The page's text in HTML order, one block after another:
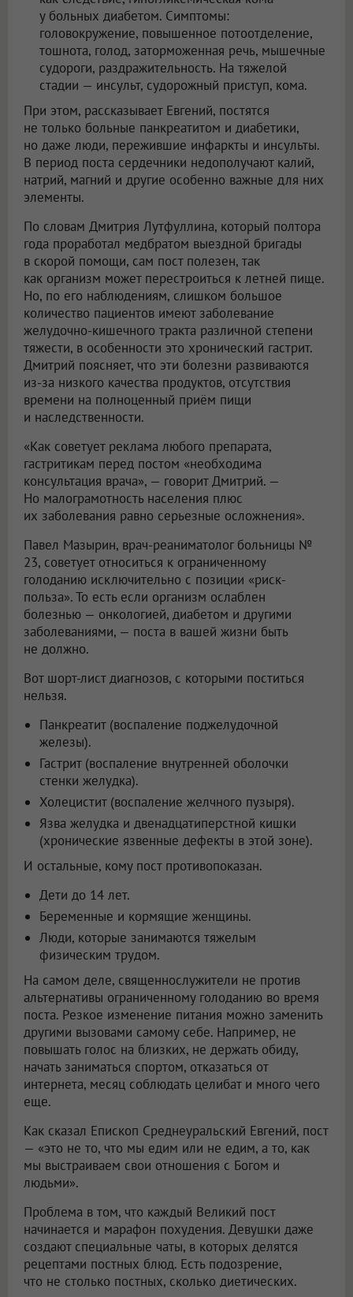
у больных диабетом. Симптомы:
головокружение, повышенное потоотделение,
тошнота, голод, заторможенная речь, мышечные
судороги, раздражительность. На тяжелой
стадии — инсульт, судорожный приступ, кома.
При этом, рассказывает Евгений, постятся
не только больные панкреатитом и диабетики,
но даже люди, пережившие инфаркты и инсульты.
В период поста сердечники недополучают калий,
натрий, магний и другие особенно важные для них
элементы.
По словам Дмитрия Лутфуллина, который полтора
года проработал медбратом выездной бригады
в скорой помощи, сам пост полезен, так
как организм может перестроиться к летней пище.
Но, по его наблюдениям, слишком большое
количество пациентов имеют заболевание
желудочно-кишечного тракта различной степени
тяжести, в особенности это хронический гастрит.
Дмитрий поясняет, что эти болезни развиваются
из-за низкого качества продуктов, отсутствия
времени на полноценный приём пищи
и наследственности.
«Как советует реклама любого препарата,
гастритикам перед постом «необходима
консультация врача», — говорит Дмитрий. —
Но малограмотность населения плюс
их заболевания равно серьезные осложнения».
Павел Мазырин, врач-реаниматолог больницы №
23, советует относиться к ограниченному
голоданию исключительно с позиции «риск-
польза». То есть если организм ослаблен
болезнью — онкологией, диабетом и другими
заболеваниями, — поста в вашей жизни быть
не должно.
Вот шорт-лист диагнозов, с которыми поститься
нельзя.
Панкреатит (воспаление поджелудочной
железы).
Гастрит (воспаление внутренней оболочки
стенки желудка).
Холецистит (воспаление желчного пузыря).
Язва желудка и двенадцатиперстной кишки
(хронические язвенные дефекты в этой зоне).
И остальные, кому пост противопоказан.
Дети до 14 лет.
Беременные и кормящие женщины.
Люди, которые занимаются тяжелым
физическим трудом.
На самом деле, священнослужители не против
альтернативы ограниченному голоданию во время
поста. Резкое изменение питания можно заменить
другими вызовами самому себе. Например, не
повышать голос на близких, не держать обиду,
начать заниматься спортом, отказаться от
интернета, месяц соблюдать целибат и много чего
еще.
Как сказал Епископ Среднеуральский Евгений, пост
— «это не то, что мы едим или не едим, а то, как
мы выстраиваем свои отношения с Богом и
людьми».
Проблема в том, что каждый Великий пост
начинается и марафон похудения. Девушки даже
создают специальные чаты, в которых делятся
рецептами постных блюд. Есть подозрение,
что не столько постных, сколько диетических.